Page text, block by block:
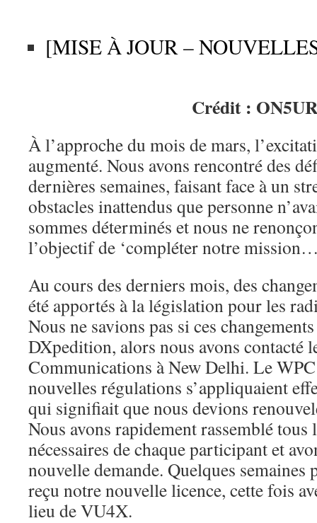
[MISE À JOUR –
Crédit : ON5UR
À l’approche du mois de mars,
augmenté. Nous avons rencontré des
dernières semaines, faisant face à un
obstacles inattendus que personne
sommes déterminés et nous ne
l’objectif de ‘compléter notre
Au cours des derniers mois, des
été apportés à la législation pour les
Nous ne savions pas si ces
DXpedition, alors nous avons contacté
Communications à New Delhi. Le
nouvelles régulations s’appliquaient
qui signifiait que nous devions
Nous avons rapidement rassemblé tous
nécessaires de chaque participant et
nouvelle demande. Quelques semaines
reçu notre nouvelle licence, cette fois
lieu de VU4X.